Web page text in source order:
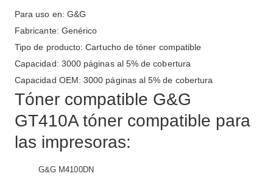
Para uso en: G&G
Fabricante: Genérico
Tipo de producto: Cartucho de tóner compatible
Capacidad: 3000 páginas al 5% de cobertura
Capacidad OEM: 3000 páginas al 5% de cobertura
Tóner compatible G&G
GT410A tóner compatible para
las impresoras:
G&G M4100DN